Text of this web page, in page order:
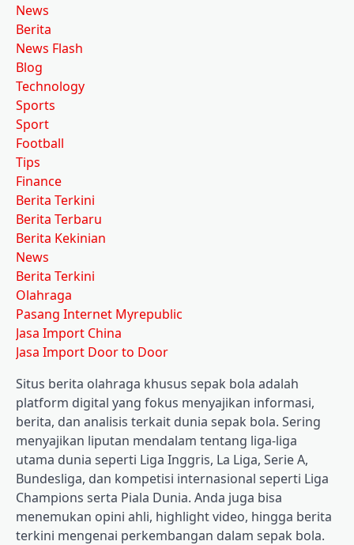
News
Berita
News Flash
Blog
Technology
Sports
Sport
Football
Tips
Finance
Berita Terkini
Berita Terbaru
Berita Kekinian
News
Berita Terkini
Olahraga
Pasang Internet Myrepublic
Jasa Import China
Jasa Import Door to Door
Situs berita olahraga khusus sepak bola adalah
platform digital yang fokus menyajikan informasi,
berita, dan analisis terkait dunia sepak bola. Sering
menyajikan liputan mendalam tentang liga-liga
utama dunia seperti Liga Inggris, La Liga, Serie A,
Bundesliga, dan kompetisi internasional seperti Liga
Champions serta Piala Dunia. Anda juga bisa
menemukan opini ahli, highlight video, hingga berita
terkini mengenai perkembangan dalam sepak bola.